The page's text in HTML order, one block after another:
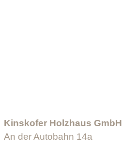
Kinskofer Holzhaus GmbH
An der Autobahn 14a